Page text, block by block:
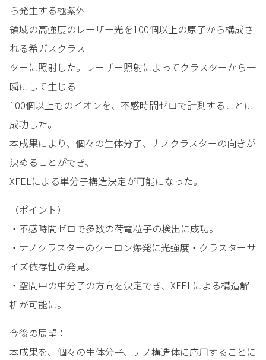
ら発生する極紫外
領域の高強度のレーザー光を100個以上の原子から構成さ
れる希ガスクラス
ターに照射した。レーザー照射によってクラスターから一
瞬にして生じる
100個以上ものイオンを、不感時間ゼロで計測することに
成功した。
本成果により、個々の生体分子、ナノクラスターの向きが
決めることができ、
XFELによる単分子構造決定が可能になった。
（ポイント）
・不感時間ゼロで多数の荷電粒子の検出に成功。
・ナノクラスターのクーロン爆発に光強度・クラスターサ
イズ依存性の発見。
・空間中の単分子の方向を決定でき、XFELによる構造解
析が可能に。
今後の展望：
本成果を、個々の生体分子、ナノ構造体に応用することに